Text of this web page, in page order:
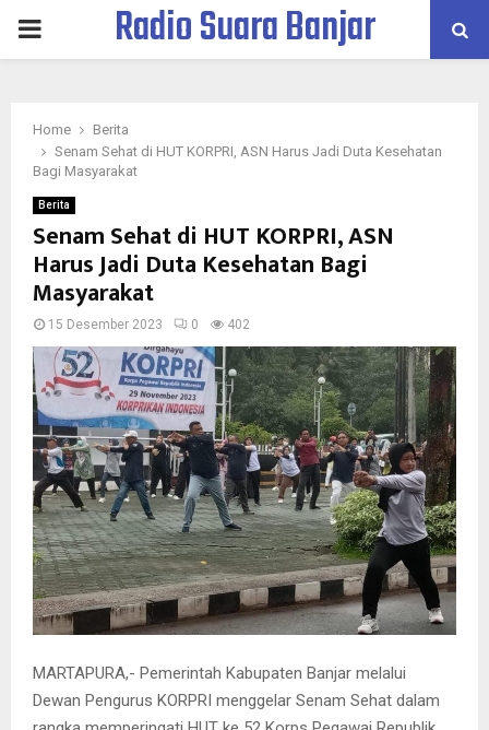
PRIMARYRadio Suara Banjar
Home
Berita
Senam Sehat di HUT KORPRI, ASN Harus Jadi Duta Kesehatan
Bagi Masyarakat
Berita
Senam Sehat di HUT KORPRI, ASN
Harus Jadi Duta Kesehatan Bagi
Masyarakat
15 Desember 2023 0 402
MARTAPURA,- Pemerintah Kabupaten Banjar melalui
Dewan Pengurus KORPRI menggelar Senam Sehat dalam